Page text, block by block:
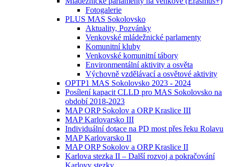
Fotogalerie
PLUS MAS Sokolovsko
Aktuality, Pozvánky
Venkovské mládežnické parlamenty
Komunitní kluby
Venkovské komunitní tábory
Environmentální aktivity a osvěta
Výchovně vzdělávací a osvětové aktivity
OPTP1 MAS Sokolovsko 2023 - 2024
Posílení kapacit CLLD pro MAS Sokolovsko na
období 2018-2023
MAP ORP Sokolov a ORP Kraslice III
MAP Karlovarsko III
Individuální dotace na PD most přes řeku Rolavu
MAP Karlovarsko II
MAP ORP Sokolov a ORP Kraslice II
Karlova stezka II – Další rozvoj a pokračování
Karlovy stezky